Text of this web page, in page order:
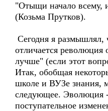
"Отыщи начало всему,
(Козьма Прутков).
Сегодня я
отличается
лучше" (если этот
Итак, обобщая
школе и ВУЗе знания,
следующее. Эволюция
поступательное